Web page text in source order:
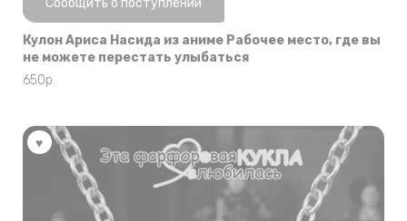
Сообщить о поступлении
Кулон Ариса Насида из аниме Рабочее место, где вы
не можете перестать улыбаться
650р.